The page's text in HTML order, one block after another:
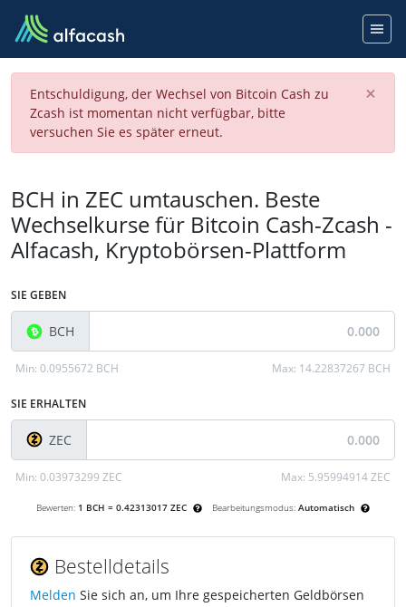
Entschuldigung, der Wechsel von Bitcoin Cash zu
Zcash ist momentan nicht verfügbar, bitte
versuchen Sie es später erneut.
×
BCH in ZEC umtauschen. Beste
Wechselkurse für Bitcoin Cash-Zcash -
Alfacash, Kryptobörsen-Plattform
SIE GEBEN
BCH
Min: 0.0955672 BCH Max: 14.22837267 BCH
SIE ERHALTEN
ZEC
Min: 0.03973299 ZEC Max: 5.95994914 ZEC
Bewerten: 1 BCH = 0.42313017 ZEC Bearbeitungsmodus: Automatisch
Bestelldetails
Melden Sie sich an, um Ihre gespeicherten Geldbörsen